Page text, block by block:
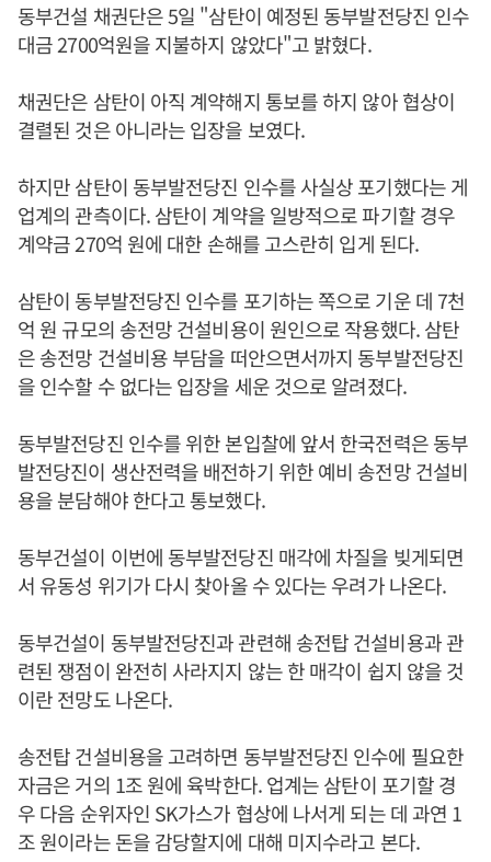
동부건설 채권단은 5일 "삼탄이 예정된 동부발전당진 인수
대금 2700억원을 지불하지 않았다"고 밝혔다.
채권단은 삼탄이 아직 계약해지 통보를 하지 않아 협상이
결렬된 것은 아니라는 입장을 보였다.
하지만 삼탄이 동부발전당진 인수를 사실상 포기했다는 게
업계의 관측이다. 삼탄이 계약을 일방적으로 파기할 경우
계약금 270억 원에 대한 손해를 고스란히 입게 된다.
삼탄이 동부발전당진 인수를 포기하는 쪽으로 기운 데 7천
억 원 규모의 송전망 건설비용이 원인으로 작용했다. 삼탄
은 송전망 건설비용 부담을 떠안으면서까지 동부발전당진
을 인수할 수 없다는 입장을 세운 것으로 알려졌다.
동부발전당진 인수를 위한 본입찰에 앞서 한국전력은 동부
발전당진이 생산전력을 배전하기 위한 예비 송전망 건설비
용을 분담해야 한다고 통보했다.
동부건설이 이번에 동부발전당진 매각에 차질을 빚게되면
서 유동성 위기가 다시 찾아올 수 있다는 우려가 나온다.
동부건설이 동부발전당진과 관련해 송전탑 건설비용과 관
련된 쟁점이 완전히 사라지지 않는 한 매각이 쉽지 않을 것
이란 전망도 나온다.
송전탑 건설비용을 고려하면 동부발전당진 인수에 필요한
자금은 거의 1조 원에 육박한다. 업계는 삼탄이 포기할 경
우 다음 순위자인 SK가스가 협상에 나서게 되는 데 과연 1
조 원이라는 돈을 감당할지에 대해 미지수라고 본다.